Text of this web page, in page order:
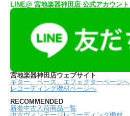
LINE@ 宮地楽器神田店 公式アカウント
宮地楽器神田店ウェブサイト
ギター、ベース、エフェクターページへ
レコーディング機材ページへ
RECOMMENDED
新着中古入荷商品一覧